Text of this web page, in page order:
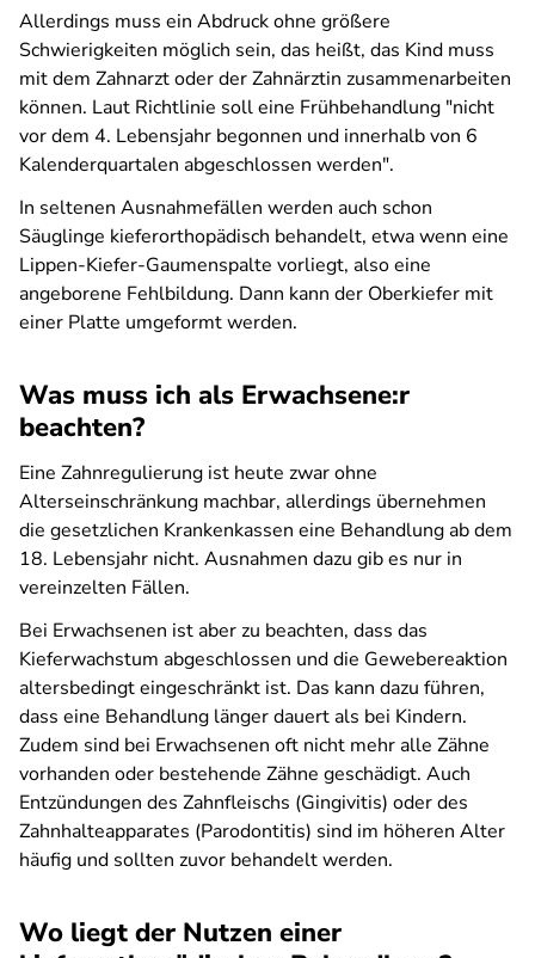
Allerdings muss ein Abdruck ohne größere
Schwierigkeiten möglich sein, das heißt, das Kind muss
mit dem Zahnarzt oder der Zahnärztin zusammenarbeiten
können. Laut Richtlinie soll eine Frühbehandlung "nicht
vor dem 4. Lebensjahr begonnen und innerhalb von 6
Kalenderquartalen abgeschlossen werden".
In seltenen Ausnahmefällen werden auch schon
Säuglinge kieferorthopädisch behandelt, etwa wenn eine
Lippen-Kiefer-Gaumenspalte vorliegt, also eine
angeborene Fehlbildung. Dann kann der Oberkiefer mit
einer Platte umgeformt werden.
Was muss ich als Erwachsene:r
beachten?
Eine Zahnregulierung ist heute zwar ohne
Alterseinschränkung machbar, allerdings übernehmen
die gesetzlichen Krankenkassen eine Behandlung ab dem
18. Lebensjahr nicht. Ausnahmen dazu gib es nur in
vereinzelten Fällen.
Bei Erwachsenen ist aber zu beachten, dass das
Kieferwachstum abgeschlossen und die Gewebereaktion
altersbedingt eingeschränkt ist. Das kann dazu führen,
dass eine Behandlung länger dauert als bei Kindern.
Zudem sind bei Erwachsenen oft nicht mehr alle Zähne
vorhanden oder bestehende Zähne geschädigt. Auch
Entzündungen des Zahnfleischs (Gingivitis) oder des
Zahnhalteapparates (Parodontitis) sind im höheren Alter
häufig und sollten zuvor behandelt werden.
Wo liegt der Nutzen einer